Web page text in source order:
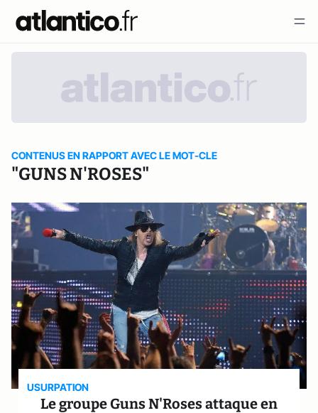
CONTENUS EN RAPPORT AVEC LE MOT-CLE
"GUNS N'ROSES"
USURPATION
Le groupe Guns N'Roses attaque en